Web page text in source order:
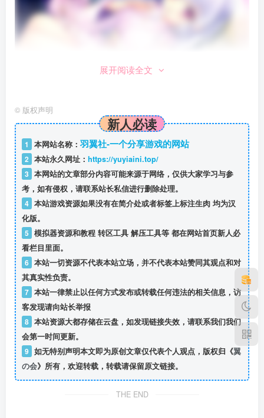
展开阅读全文
© 版权声明
新人必读
1 本网站名称： 羽翼社-一个分享游戏的网站
2 本站永久网址： https://yuyiaini.top/
3 本网站的文章部分内容可能来源于网络，仅供大家学习与参
考，如有侵权，请联系站长私信进行删除处理。
4 本站游戏资源如果没有在简介处或者标签上标注生肉 均为汉
化版。
5 模拟器资源和教程 转区工具 解压工具等 都在网站首页新人必
看栏目里面。
6 本站一切资源不代表本站立场，并不代表本站赞同其观点和对
其真实性负责。
7 本站一律禁止以任何方式发布或转载任何违法的相关信息，访
客发现请向站长举报
8 本站资源大都存储在云盘，如发现链接失效，请联系我们我们
会第一时间更新。
9 如无特别声明本文即为原创文章仅代表个人观点，版权归《翼
の会》所有，欢迎转载，转载请保留原文链接。
THE END